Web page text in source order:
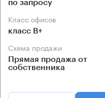
по запросу
Класс офисов
класс B+
Схема продажи
Прямая продажа от
собственника